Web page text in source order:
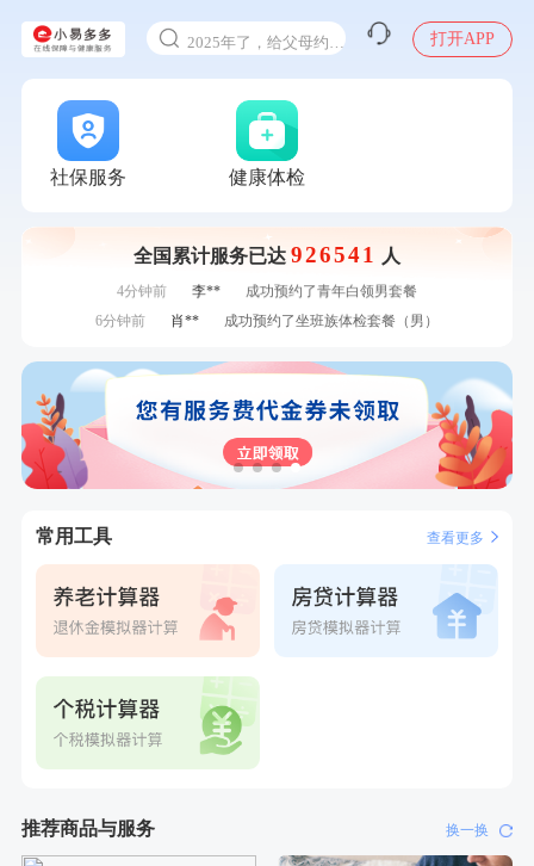
2025年了，给父母约个体检
入职体检在线预约
打开APP
社保服务 健康体检
全国累计服务已达 926541 人
刚刚
周**
成功预约了男性健康套餐
刚刚
周**
成功预约了男性健康套餐
刚刚
罗**
购买了美的体重秤 MO-CW5 白色
刚刚
购买了美的体重秤 MO-CW5 白色
1分钟前
购买了七年五季黑咖啡速溶低脂无添加蔗糖美式咖啡粉
24g*2盒
1分钟前
成功预约了坐班族体检套餐（男）
4分钟前
何**
购买了姚朵朵-1000g粗粮生活礼盒
4分钟前
李**
成功预约了青年白领男套餐
6分钟前
肖**
成功预约了坐班族体检套餐（男）
7分钟前
袁**
购买了美的体重秤 MO-CW5 白色
7分钟前
肖**
成功预约了妇科套餐
成功预约了男性健康套餐
刚刚
成功预约了男性健康套餐
常用工具 查看更多
推荐商品与服务 换一换